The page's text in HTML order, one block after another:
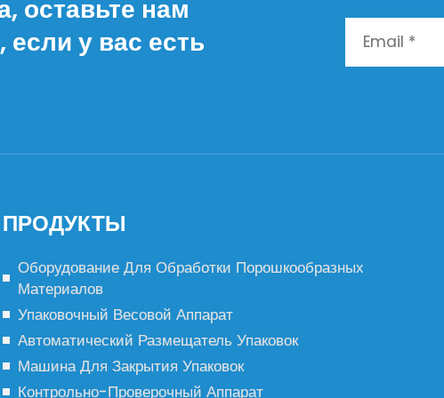
оставьте нам
у вас есть
ПРОДУКТЫ
Оборудование Для Обработки Порошкообразных
Материалов
Упаковочный Весовой Аппарат
Автоматический Размещатель Упаковок
Машина Для Закрытия Упаковок
Контрольно-Проверочный Аппарат